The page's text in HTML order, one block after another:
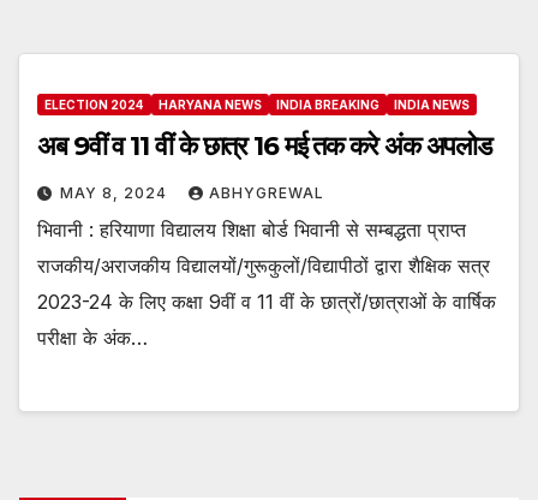
ELECTION 2024 HARYANA NEWS INDIA BREAKING INDIA NEWS
अब 9वीं व 11 वीं के छात्र 16 मई तक करे अंक अपलोड
MAY 8, 2024 ABHYGREWAL
भिवानी : हरियाणा विद्यालय शिक्षा बोर्ड भिवानी से सम्बद्धता प्राप्त
राजकीय/अराजकीय विद्यालयों/गुरूकुलों/विद्यापीठों द्वारा शैक्षिक सत्र
2023-24 के लिए कक्षा 9वीं व 11 वीं के छात्रों/छात्राओं के वार्षिक
परीक्षा के अंक…